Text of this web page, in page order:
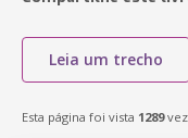
Leia um trecho
Esta página foi vista 1289